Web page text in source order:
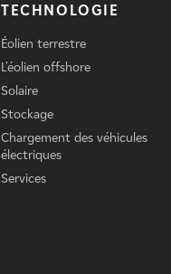
TECHNOLOGIE
Éolien terrestre
L'éolien offshore
Solaire
Stockage
Chargement des véhicules
électriques
Services